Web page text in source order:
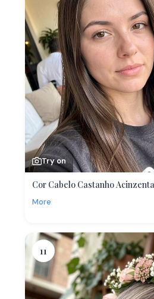
Try on
Cor Cabelo Castanho
More
11